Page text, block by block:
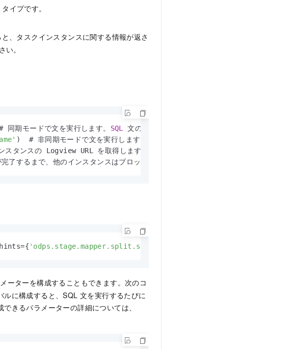
イプです。
、タスクインスタンスに関する情報が返さ
い。
期モードで文を実行します。 SQL 文の実行が完了するまで、他のインスタンスはブ
)  # 非同期モードで文を実行します。
スの Logview URL を取得します。
了するまで、他のインスタンスはブロックされます。
={ 'odps.stage.mapper.split.size'
ーターを構成することもできます。次のコ
に構成すると、SQL 文を実行するたびに
きるパラメーターの詳細については、